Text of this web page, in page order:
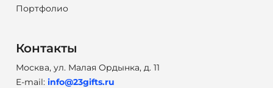
Портфолио
Контакты
Москва, ул. Малая Ордынка, д. 11
E-mail: info@23gifts.ru